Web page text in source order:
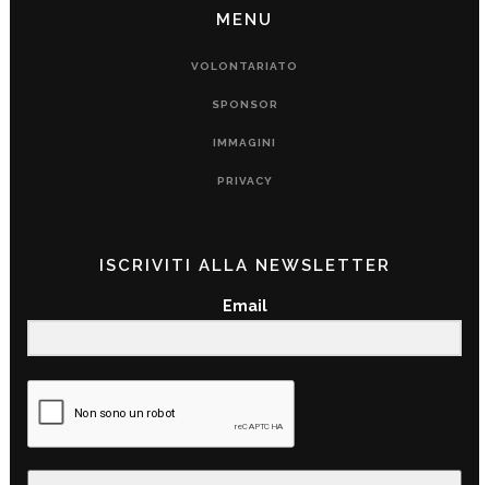
MENU
VOLONTARIATO
SPONSOR
IMMAGINI
PRIVACY
ISCRIVITI ALLA NEWSLETTER
Email